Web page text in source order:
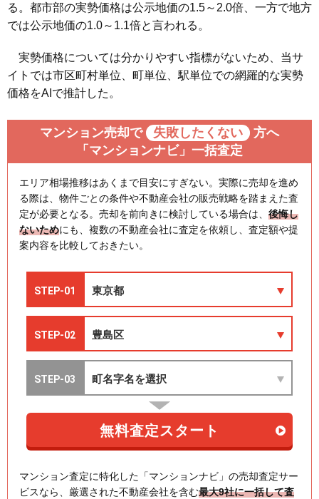
る。都市部の実勢価格は公示地価の1.5～2.0倍、一方で地方
では公示地価の1.0～1.1倍と言われる。
実勢価格については分かりやすい指標がないため、当サ
イトでは市区町村単位、町単位、駅単位での網羅的な実勢
価格をAIで推計した。
マンション売却で 失敗したくない
方へ
「マンションナビ」一括査定
エリア相場推移はあくまで目安にすぎない。実際に売却を進め
る際は、物件ごとの条件や不動産会社の販売戦略を踏まえた査
定が必要となる。売却を前向きに検討している場合は、 後悔し
ないためにも、複数の不動産会社に査定を依頼し、査定額や提
案内容を比較しておきたい。
マンション査定に特化した「マンションナビ」の売却査定サー
ビスなら、厳選された不動産会社を含む最大9社に一括して査